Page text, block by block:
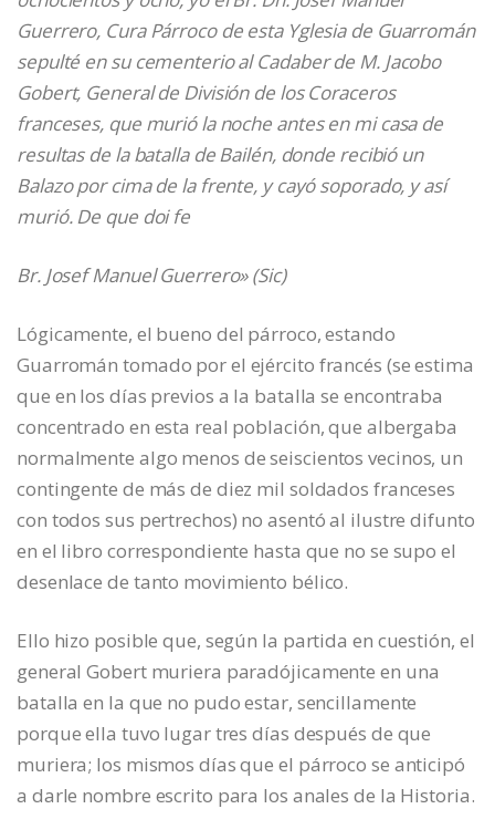
Guerrero, Cura Párroco de esta Yglesia de Guarromán
sepulté en su cementerio al Cadaber de M. Jacobo
Gobert, General de División de los Coraceros
franceses, que murió la noche antes en mi casa de
resultas de la batalla de Bailén, donde recibió un
Balazo por cima de la frente, y cayó soporado, y así
murió. De que doi fe
Br. Josef Manuel Guerrero» (Sic)
Lógicamente, el bueno del párroco, estando
Guarromán tomado por el ejército francés (se estima
que en los días previos a la batalla se encontraba
concentrado en esta real población, que albergaba
normalmente algo menos de seiscientos vecinos, un
contingente de más de diez mil soldados franceses
con todos sus pertrechos) no asentó al ilustre difunto
en el libro correspondiente hasta que no se supo el
desenlace de tanto movimiento bélico.
Ello hizo posible que, según la partida en cuestión, el
general Gobert muriera paradójicamente en una
batalla en la que no pudo estar, sencillamente
porque ella tuvo lugar tres días después de que
muriera; los mismos días que el párroco se anticipó
a darle nombre escrito para los anales de la Historia.